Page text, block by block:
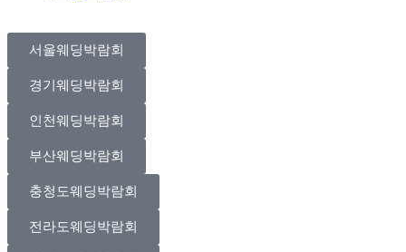
서울웨딩박람회
경기웨딩박람회
인천웨딩박람회
부산웨딩박람회
충청도웨딩박람회
전라도웨딩박람회